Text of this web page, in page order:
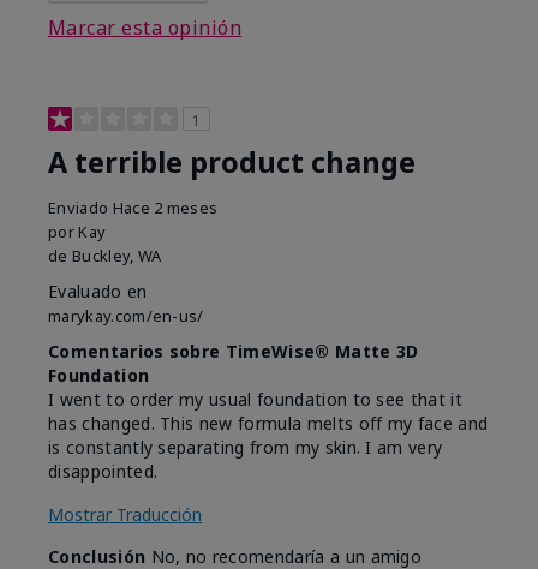
Marcar esta opinión
1
A terrible product change
Enviado Hace 2 meses
por Kay
de Buckley, WA
Evaluado en
marykay.com/en-us/
Comentarios sobre TimeWise® Matte 3D
Foundation
I went to order my usual foundation to see that it
has changed. This new formula melts off my face and
is constantly separating from my skin. I am very
disappointed.
Mostrar Traducción
Conclusión No, no recomendaría a un amigo